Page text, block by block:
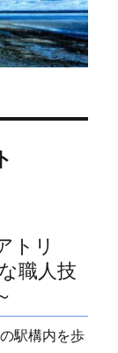
トリ
職人技
駅構内を歩